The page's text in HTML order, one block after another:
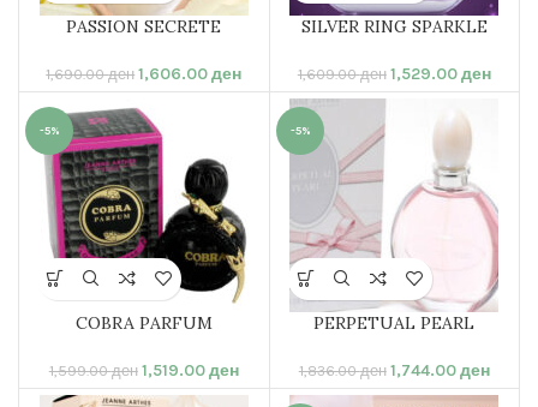
PASSION SECRETE
1,690.00ден 1,606.00ден
SILVER RING SPARKLE
1,609.00ден 1,529.00ден
-5%
COBRA PARFUM
1,599.00ден 1,519.00ден
-5%
PERPETUAL PEARL
1,836.00ден 1,744.00ден